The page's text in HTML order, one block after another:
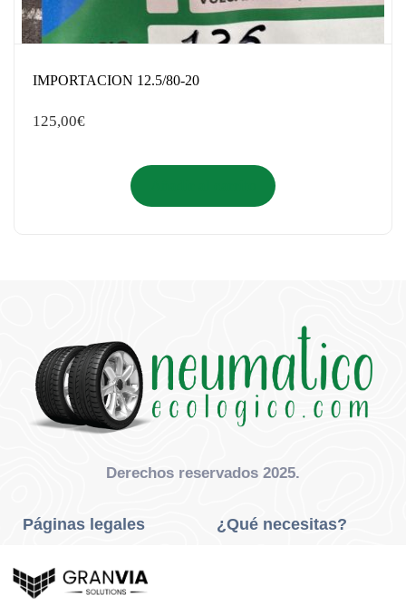
IMPORTACION 12.5/80-20
125,00€
Derechos reservados 2025.
Páginas legales
Privacidad Y Cookies
Aviso Legal
¿Qué necesitas?